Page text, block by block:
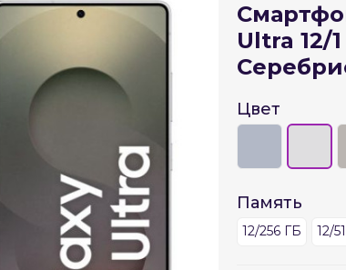
Ultra 12/
Цвет
Память
12/256 ГБ 12/
Разбейте оплату
на части без переплат